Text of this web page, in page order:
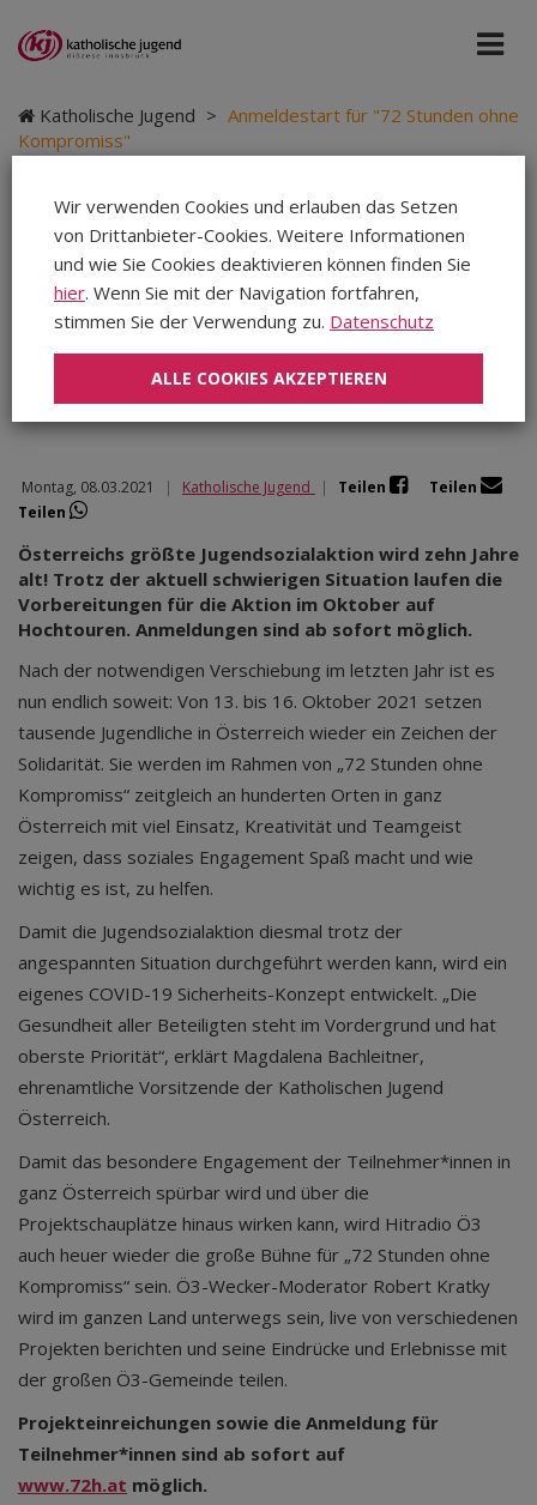
Katholische Jugend > Anmeldestart für "72 Stunden ohne
Kompromiss"
Anmeldestart für "72
Stunden ohne
Kompromiss"
Montag, 08.03.2021 | Katholische Jugend | Teilen
Teilen
Teilen
Österreichs größte Jugendsozialaktion wird zehn Jahre
alt! Trotz der aktuell schwierigen Situation laufen die
Vorbereitungen für die Aktion im Oktober auf
Hochtouren. Anmeldungen sind ab sofort möglich.
Nach der notwendigen Verschiebung im letzten Jahr ist es
nun endlich soweit: Von 13. bis 16. Oktober 2021 setzen
tausende Jugendliche in Österreich wieder ein Zeichen der
Solidarität. Sie werden im Rahmen von „72 Stunden ohne
Kompromiss“ zeitgleich an hunderten Orten in ganz
Österreich mit viel Einsatz, Kreativität und Teamgeist
zeigen, dass soziales Engagement Spaß macht und wie
wichtig es ist, zu helfen.
Damit die Jugendsozialaktion diesmal trotz der
angespannten Situation durchgeführt werden kann, wird ein
eigenes COVID-19 Sicherheits-Konzept entwickelt. „Die
Gesundheit aller Beteiligten steht im Vordergrund und hat
oberste Priorität“, erklärt Magdalena Bachleitner,
ehrenamtliche Vorsitzende der Katholischen Jugend
Österreich.
Damit das besondere Engagement der Teilnehmer*innen in
ganz Österreich spürbar wird und über die
Projektschauplätze hinaus wirken kann, wird Hitradio Ö3
auch heuer wieder die große Bühne für „72 Stunden ohne
Kompromiss“ sein. Ö3-Wecker-Moderator Robert Kratky
wird im ganzen Land unterwegs sein, live von verschiedenen
Projekten berichten und seine Eindrücke und Erlebnisse mit
der großen Ö3-Gemeinde teilen.
Projekteinreichungen sowie die Anmeldung für
Teilnehmer*innen sind ab sofort auf
www.72h.at möglich.
Wir verwenden Cookies und erlauben das Setzen
von Drittanbieter-Cookies. Weitere Informationen
und wie Sie Cookies deaktivieren können finden Sie
hier. Wenn Sie mit der Navigation fortfahren,
stimmen Sie der Verwendung zu. Datenschutz
ALLE COOKIES AKZEPTIEREN